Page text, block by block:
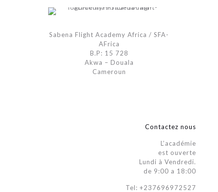
Sabena Flight Academy Africa / SFA-
AFrica
B.P: 15 728
Akwa – Douala
Cameroun
Contactez nous
L’académie
est ouverte
Lundi à Vendredi.
de 9:00 a 18:00
Tel: +237696972527